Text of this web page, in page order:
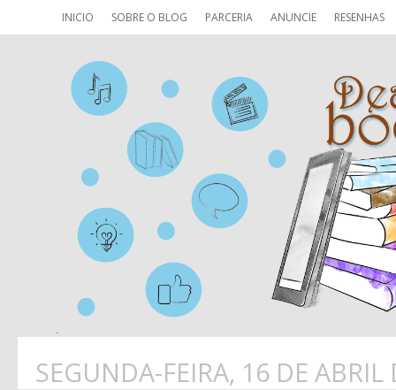
INICIO SOBRE O BLOG PARCERIA ANUNCIE RESENHAS
SEGUNDA-FEIRA, 16 DE ABRIL